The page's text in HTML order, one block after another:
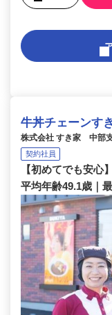
牛丼チェーンす
株式会社 すき家 中部
契約社員
【初めてでも安心
平均年齢49.1歳｜